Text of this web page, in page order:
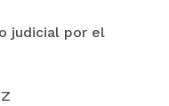
judicial por el